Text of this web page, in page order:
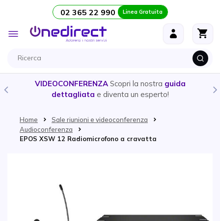
Salta al contenuto 02 365 22 990 Linea Gratuita
Toggle
Nav
VIDEOCONFERENZA Scopri la nostra guida
dettagliata e diventa un esperto!
Home
Sale riunioni e videoconferenza
Audioconferenza
EPOS XSW 12 Radiomicrofono a cravatta